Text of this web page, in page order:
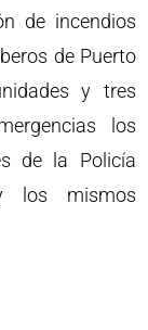
de incendios
de Puerto
y tres
los
de la Policía
los mismos